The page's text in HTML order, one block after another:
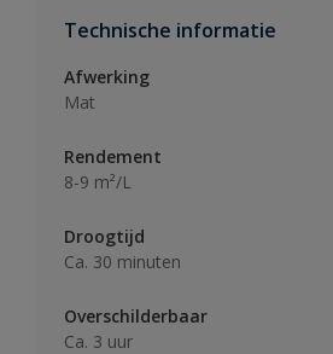
Technische informatie
Afwerking
Mat
Rendement
8-9 m²/L
Droogtijd
Ca. 30 minuten
Overschilderbaar
Ca. 3 uur